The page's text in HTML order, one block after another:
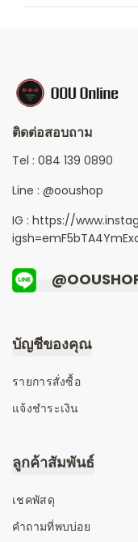
ติดต่อสอบถาม
Tel : 084 139 0890
Line : @ooushop
IG : https://
บัญชีของคุณ
รายการสั่งซื้อ
แจ้งชำระเงิน
ลูกค้าสัมพันธ์
เชคพัสดุ
คำถามที่พบบ่อย